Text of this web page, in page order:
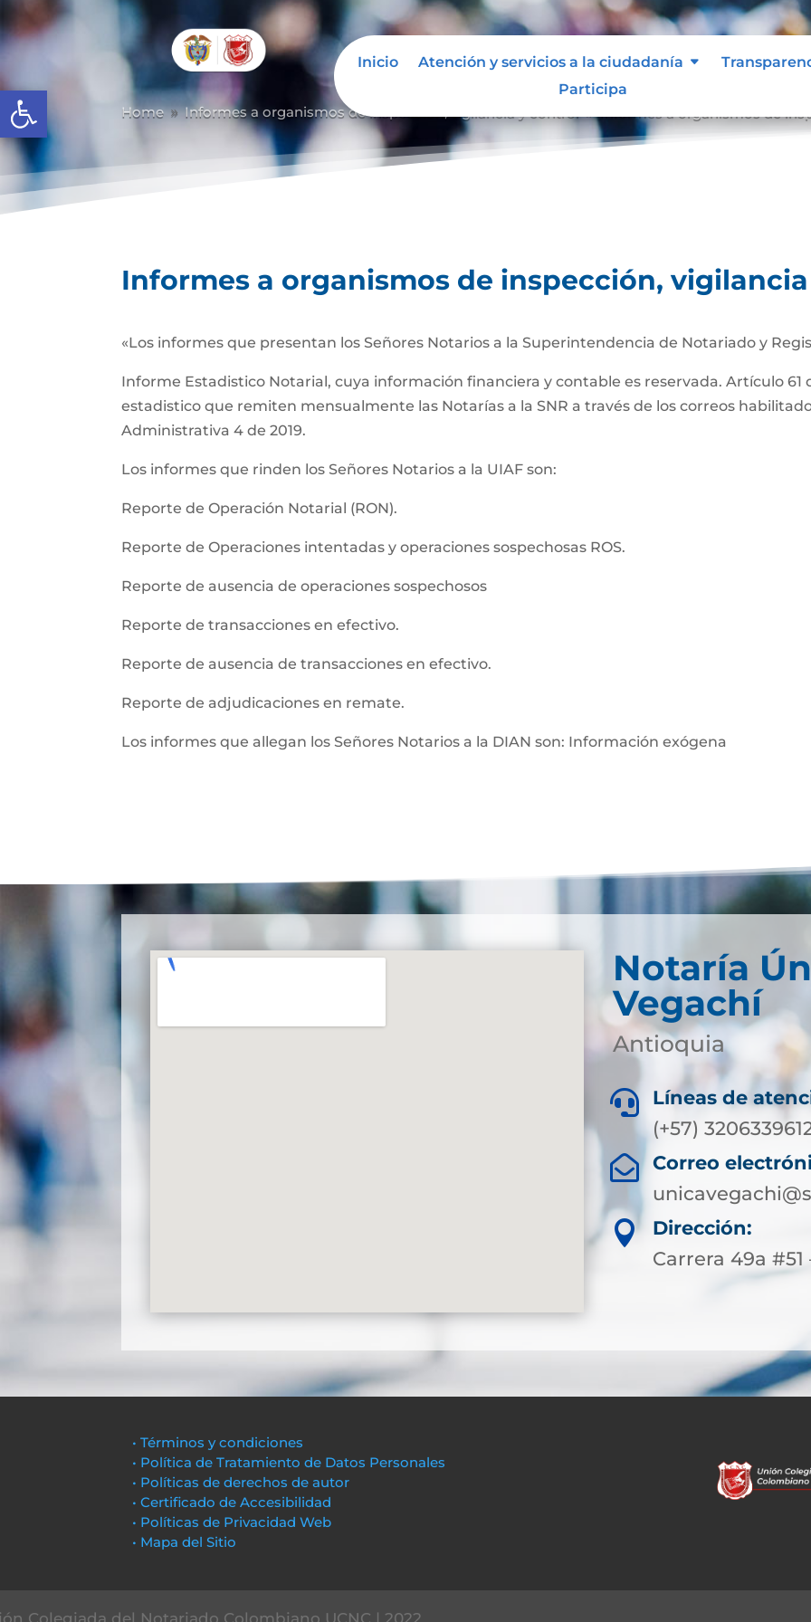
Abrir barra de herramientas
Inicio Atención y servicios a la ciudadanía
Participa
Home 9 Informes a organismos de inspección, vigilancia y control Informes a organismos de
Informes a organismos de inspección,
«Los informes que presentan los Señores Notarios a la Superintendencia de Notariado y
Informe Estadistico Notarial, cuya información financiera y contable es reservada. Artículo 61
estadistico que remiten mensualmente las Notarías a la SNR a través de los correos
Administrativa 4 de 2019.
Los informes que rinden los Señores Notarios a la UIAF son:
Reporte de Operación Notarial (RON).
Reporte de Operaciones intentadas y operaciones sospechosas ROS.
Reporte de ausencia de operaciones sospechosos
Reporte de transacciones en efectivo.
Reporte de ausencia de transacciones en efectivo.
Reporte de adjudicaciones en remate.
Los informes que allegan los Señores Notarios a la DIAN son: Información exógena
Notaría
Vegachí
Antioquia

Líneas de
(+57)

Correo

Dirección:
Carrera 49a
• Términos y condiciones
• Política de Tratamiento de Datos Personales
• Políticas de derechos de autor
• Certificado de Accesibilidad
• Políticas de Privacidad Web
• Mapa del Sitio
Colegiada del Notariado Colombiano UCNC | 2022